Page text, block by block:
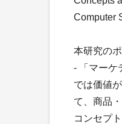
Computer
本研究の
- 「マーケ
では価値
て、商品
コンセプ